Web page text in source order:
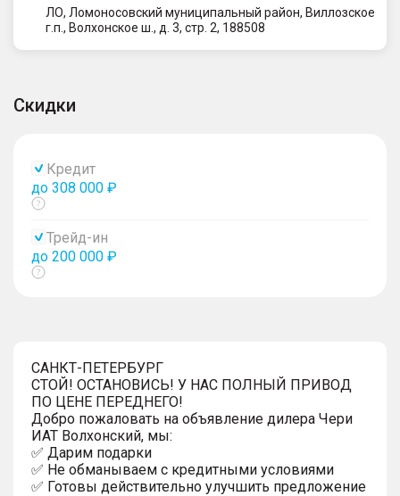
ЛО, Ломоносовский муниципальный район, Виллозское
г.п., Волхонское ш., д. 3, стр. 2, 188508
Скидки
Кредит
до 308 000 ₽
Показать
Трейд-ин
до 200 000 ₽
Показать
САНКТ-ПЕТЕРБУРГ
СТОЙ! ОСТАНОВИСЬ! У НАС ПОЛНЫЙ ПРИВОД
ПО ЦЕНЕ ПЕРЕДНЕГО!
Добро пожаловать на объявление дилера Чери
ИАТ Волхонский, мы:
✅ Дарим подарки
✅ Не обманываем с кредитными условиями
✅ Готовы действительно улучшить предложение